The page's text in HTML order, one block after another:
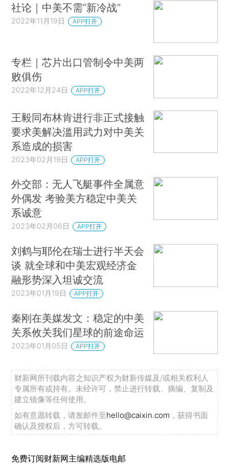
社论｜中美不需“新冷战”
2022年11月19日 APP打开
专栏｜芯片出口管制令中美两
败俱伤
2022年12月24日 APP打开
王毅同布林肯进行非正式接触
要求美解决滥用武力对中美关
系造成的损害
2023年02月19日 APP打开
外交部：无人飞艇事件全属意
外偶发 考验美方稳定中美关
系诚意
2023年02月06日 APP打开
刘鹤与耶伦在瑞士进行半天会
谈 就全球和中美宏观经济金
融形势深入坦诚交流
2023年01月19日 APP打开
秦刚在美媒发文：稳定的中美
关系攸关我们星球的前途命运
2023年01月05日 APP打开
财新网所刊载内容之知识产权为财新传媒及/或相关权利人
专属所有或持有。未经许可，禁止进行转载、摘编、复制及
建立镜像等任何使用。
如有意愿转载，请发邮件至hello@caixin.com ，获得书面
确认及授权后，方可转载。
免费订阅财新网主编精选版电邮